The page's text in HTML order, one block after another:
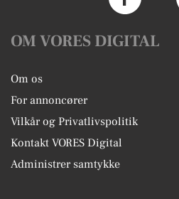
OM VORES DIGITAL
Om os
For annoncører
Vilkår og Privatlivspolitik
Kontakt VORES Digital
Administrer samtykke